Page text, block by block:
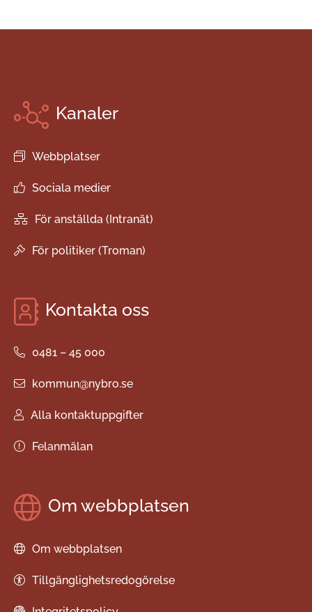
Kanaler
Webbplatser
Sociala medier
För anställda (Intranät)
För politiker (Troman)
Kontakta oss
0481 – 45 000
kommun@nybro.se
Alla kontaktuppgifter
Felanmälan
Om webbplatsen
Om webbplatsen
Tillgänglighetsredogörelse